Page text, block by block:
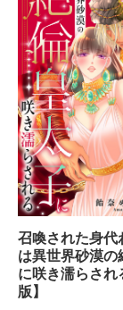
召喚された身代
は異世界砂漠の
に咲き濡らされ
版】